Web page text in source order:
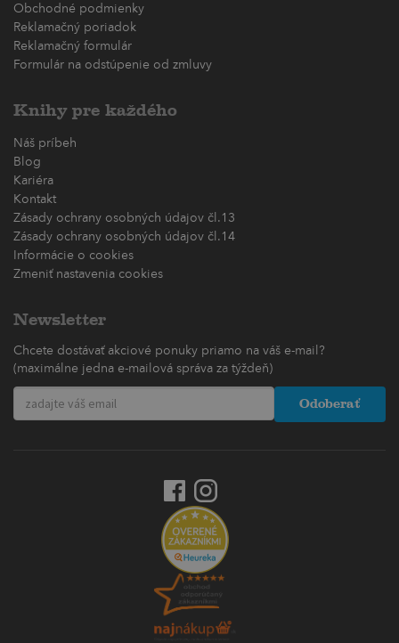
Obchodné podmienky
Reklamačný poriadok
Reklamačný formulár
Formulár na odstúpenie od zmluvy
Knihy pre každého
Náš príbeh
Blog
Kariéra
Kontakt
Zásady ochrany osobných údajov čl.13
Zásady ochrany osobných údajov čl.14
Informácie o cookies
Zmeniť nastavenia cookies
Newsletter
Chcete dostávať akciové ponuky priamo na váš e-mail?
(maximálne jedna e-mailová správa za týždeň)
Odoberať